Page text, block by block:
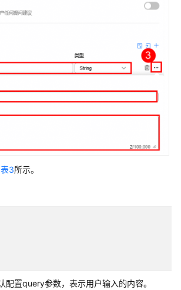
表3所示。
配置query参数，表示用户输入的内容。